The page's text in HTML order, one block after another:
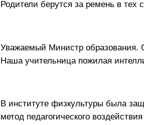
Родители берутся за ремень в тех
Уважаемый Министр образования.
Наша учительница пожилая
В институте физкультуры была
метод педагогического